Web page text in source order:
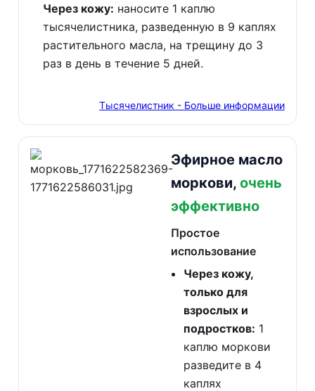
Через кожу: наносите 1 каплю
тысячелистника, разведенную в 9 каплях
растительного масла, на трещину до 3
раз в день в течение 5 дней.
Тысячелистник - Больше информации
Эфирное масло
моркови, очень
эффективно
Простое
использование
Через кожу,
только для
взрослых и
подростков: 1
каплю моркови
разведите в 4
каплях